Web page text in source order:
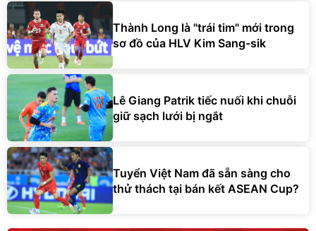
Thành Long là "trái tim" mới trong
sơ đồ của HLV Kim Sang-sik
Lê Giang Patrik tiếc nuối khi chuỗi
giữ sạch lưới bị ngắt
Tuyển Việt Nam đã sẵn sàng cho
thử thách tại bán kết ASEAN Cup?